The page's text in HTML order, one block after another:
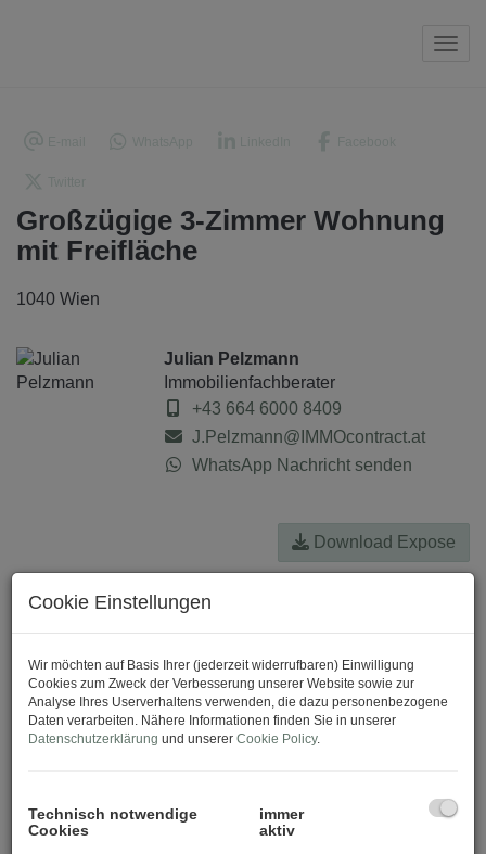
Großzügige 3-Zimmer Wohnung
mit Freifläche
1040 Wien
Julian Pelzmann
Immobilienfachberater
+43 664 6000 8409
J.Pelzmann@IMMOcontract.at
WhatsApp Nachricht senden
Download Expose
Cookie Einstellungen
Wir möchten auf Basis Ihrer (jederzeit widerrufbaren) Einwilligung
Cookies zum Zweck der Verbesserung unserer Website sowie zur
Analyse Ihres Userverhaltens verwenden, die dazu personenbezogene
Daten verarbeiten. Nähere Informationen finden Sie in unserer
Datenschutzerklärung und unserer Cookie Policy.
Technisch notwendige
Cookies
immer
aktiv